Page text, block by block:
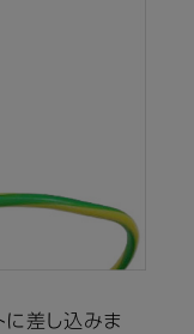
に差し込みま